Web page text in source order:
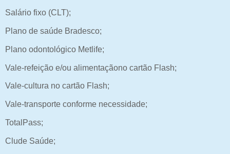
Salário fixo (CLT);
Plano de saúde Bradesco;
Plano odontológico Metlife;
Vale-refeição e/ou alimentaçãono cartão Flash;
Vale-cultura no cartão Flash;
Vale-transporte conforme necessidade;
TotalPass;
Clude Saúde;